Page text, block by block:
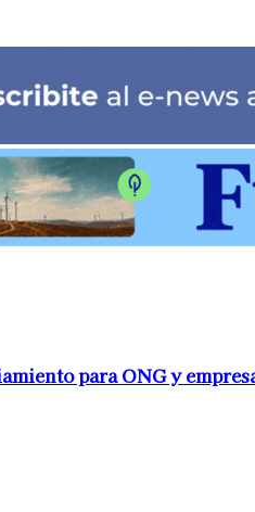
para ONG y